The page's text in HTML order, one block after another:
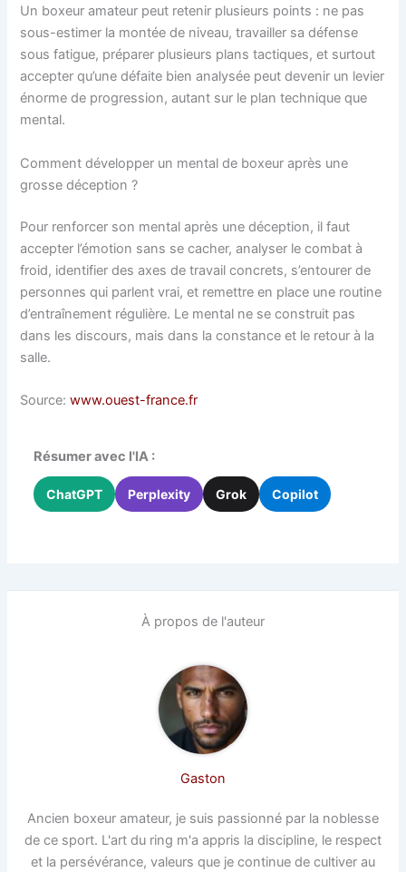
Un boxeur amateur peut retenir plusieurs points : ne pas
sous-estimer la montée de niveau, travailler sa défense
sous fatigue, préparer plusieurs plans tactiques, et surtout
accepter qu’une défaite bien analysée peut devenir un levier
énorme de progression, autant sur le plan technique que
mental.
Comment développer un mental de boxeur après une
grosse déception ?
Pour renforcer son mental après une déception, il faut
accepter l’émotion sans se cacher, analyser le combat à
froid, identifier des axes de travail concrets, s’entourer de
personnes qui parlent vrai, et remettre en place une routine
d’entraînement régulière. Le mental ne se construit pas
dans les discours, mais dans la constance et le retour à la
salle.
Source:www.ouest-france.fr
Résumer avec l'IA :
ChatGPT Perplexity Grok Copilot
À propos de l'auteur
Gaston
Ancien boxeur amateur, je suis passionné par la noblesse
de ce sport. L'art du ring m'a appris la discipline, le respect
et la persévérance, valeurs que je continue de cultiver au